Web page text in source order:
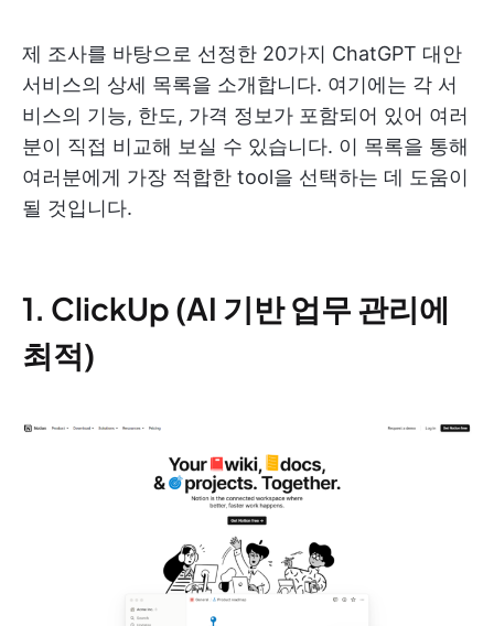
제 조사를 바탕으로 선정한 20가지 ChatGPT 대안
서비스의 상세 목록을 소개합니다. 여기에는 각 서
비스의 기능, 한도, 가격 정보가 포함되어 있어 여러
분이 직접 비교해 보실 수 있습니다. 이 목록을 통해
여러분에게 가장 적합한 tool을 선택하는 데 도움이
될 것입니다.
1. ClickUp (AI 기반 업무 관리에
최적)